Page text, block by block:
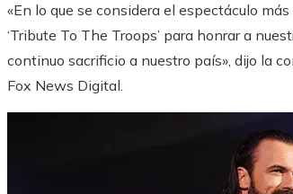
«En lo que se considera el espectáculo
‘Tribute To The Troops’ para honrar a
continuo sacrificio a nuestro país», dijo la
Fox News Digital.